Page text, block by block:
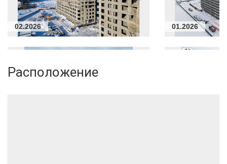
02.2026 01.2026
Расположение